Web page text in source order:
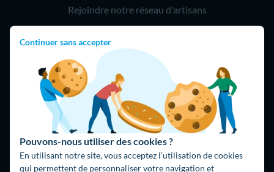
Continuer sans accepter
Pouvons-nous utiliser des cookies ?
En utilisant notre site, vous acceptez l’utilisation de cookies
qui permettent de personnaliser votre navigation et
Rejoindre notre réseau d'artisans
09 75 18 60 60
(8h-21h)
75018 Paris